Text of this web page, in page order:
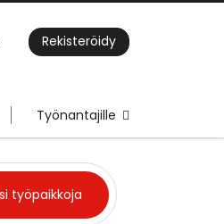
Rekisteröidy
Työnantajille